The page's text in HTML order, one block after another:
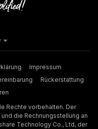
Impressum
Rückerstattung
Rechte vorbehalten. Der
die Rechnungsstellung an
Technology Co., Ltd, der